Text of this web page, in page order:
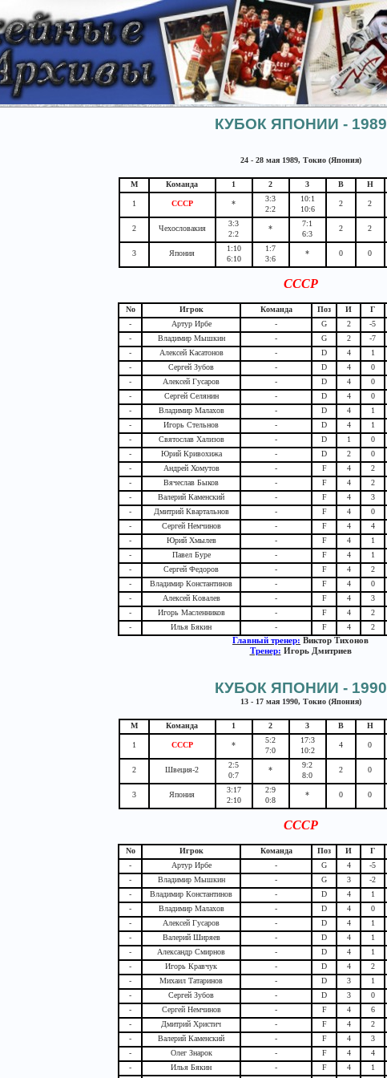
КУБОК ЯПОНИИ - 1989
24 - 28 мая 1989, Токио (Япония)
М Команда 1 2 3 В Н
1 СССР *
3:3
2:2
10:1
10:6
2 2
2 Чехословакия
3:3
2:2
*
7:1
6:3
2 2
3 Япония
1:10
6:10
1:7
3:6
* 0 0
СССР
No Игрок Команда Поз И Г
-
Артур Ирбе - G 2 -5
-
Владимир Мышкин - G 2 -7
-
Алексей Касатонов - D 4 1
-
Сергей Зубов - D 4 0
-
Алексей Гусаров - D 4 0
-
Сергей Селянин - D 4 0
-
Владимир Малахов - D 4 1
-
Игорь Стельнов - D 4 1
-
Святослав Хализов - D 1 0
-
Юрий Кривохижа - D 2 0
-
Андрей Хомутов - F 4 2
-
Вячеслав Быков - F 4 2
-
Валерий Каменский - F 4 3
-
Дмитрий Квартальнов - F 4 0
-
Сергей Немчинов - F 4 4
-
Юрий Хмылев - F 4 1
-
Павел Буре - F 4 1
-
Сергей Федоров - F 4 2
-
Владимир Константинов - F 4 0
-
Алексей Ковалев - F 4 3
-
Игорь Масленников - F 4 2
-
Илья Бякин - F 4 2
Главный тренер: Виктор Тихонов
Тренер: Игорь Дмитриев
КУБОК ЯПОНИИ - 1990
13 - 17 мая 1990, Токио (Япония)
М Команда 1 2 3 В Н
1 СССР *
5:2
7:0
17:3
10:2
4 0
2 Швеция-2
2:5
0:7
*
9:2
8:0
2 0
3 Япония
3:17
2:10
2:9
0:8
* 0 0
СССР
No Игрок Команда Поз И Г
-
Артур Ирбе - G 4 -5
-
Владимир Мышкин - G 3 -2
-
Владимир Константинов - D 4 1
-
Владимир Малахов - D 4 0
-
Алексей Гусаров - D 4 1
-
Валерий Ширяев - D 4 1
-
Александр Смирнов - D 4 1
-
Игорь Кравчук - D 4 2
-
Михаил Татаринов - D 3 1
-
Сергей Зубов - D 3 0
-
Сергей Немчинов - F 4 6
-
Дмитрий Христич - F 4 2
-
Валерий Каменский - F 4 3
-
Олег Знарок - F 4 4
-
Илья Бякин - F 4 1